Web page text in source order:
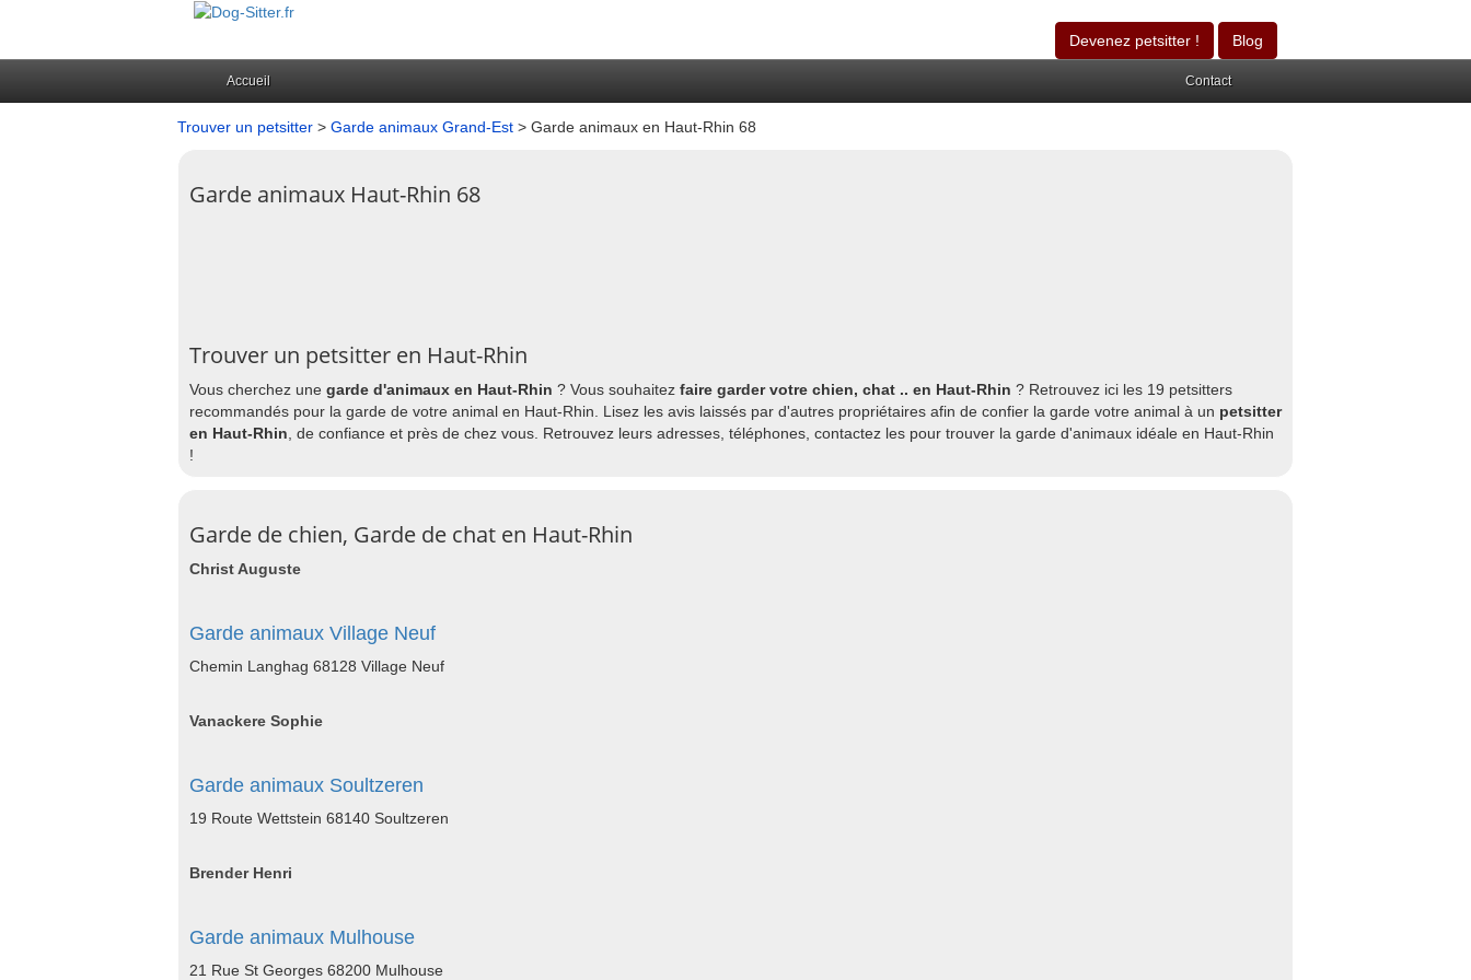
Devenez petsitter ! Blog
Accueil Contact
Trouver un petsitter > Garde animaux Grand-Est > Garde animaux en Haut-Rhin 68
Garde animaux Haut-Rhin 68
Trouver un petsitter en Haut-Rhin
Vous cherchez une garde d'animaux en Haut-Rhin ? Vous souhaitez faire garder votre chien, chat .. en Haut-Rhin ? Retrouvez ici les 19 petsitters
recommandés pour la garde de votre animal en Haut-Rhin. Lisez les avis laissés par d'autres propriétaires afin de confier la garde votre animal à un petsitter
en Haut-Rhin , de confiance et près de chez vous. Retrouvez leurs adresses, téléphones, contactez les pour trouver la garde d'animaux idéale en Haut-Rhin
!
Garde de chien, Garde de chat en Haut-Rhin
Christ Auguste
Garde animaux Village Neuf
Chemin Langhag 68128 Village Neuf
Vanackere Sophie
Garde animaux Soultzeren
19 Route Wettstein 68140 Soultzeren
Brender Henri
Garde animaux Mulhouse
21 Rue St Georges 68200 Mulhouse